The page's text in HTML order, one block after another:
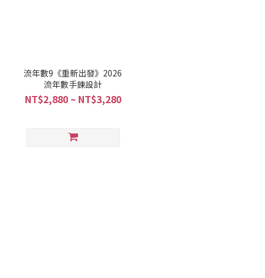
流年數9《重新出發》2026
流年數手鍊設計
NT$2,880 ~ NT$3,280